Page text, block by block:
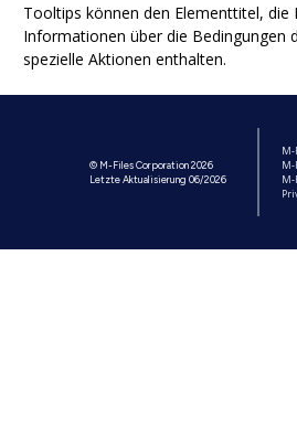
Tooltips können den Elementtitel, die
Informationen über die Bedingungen
spezielle Aktionen enthalten.
© M-Files Corporation 2026
Letzte Aktualisierung 06/2026
M-